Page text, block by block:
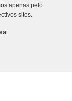
apenas pelo
sites.